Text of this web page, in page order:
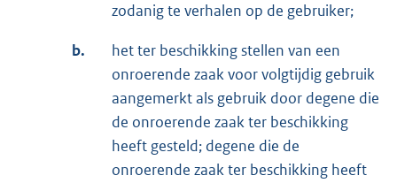
zodanig te verhalen op de gebruiker;
b.
het ter beschikking stellen van een
onroerende zaak voor volgtijdig gebruik
aangemerkt als gebruik door degene die
de onroerende zaak ter beschikking
heeft gesteld; degene die de
onroerende zaak ter beschikking heeft